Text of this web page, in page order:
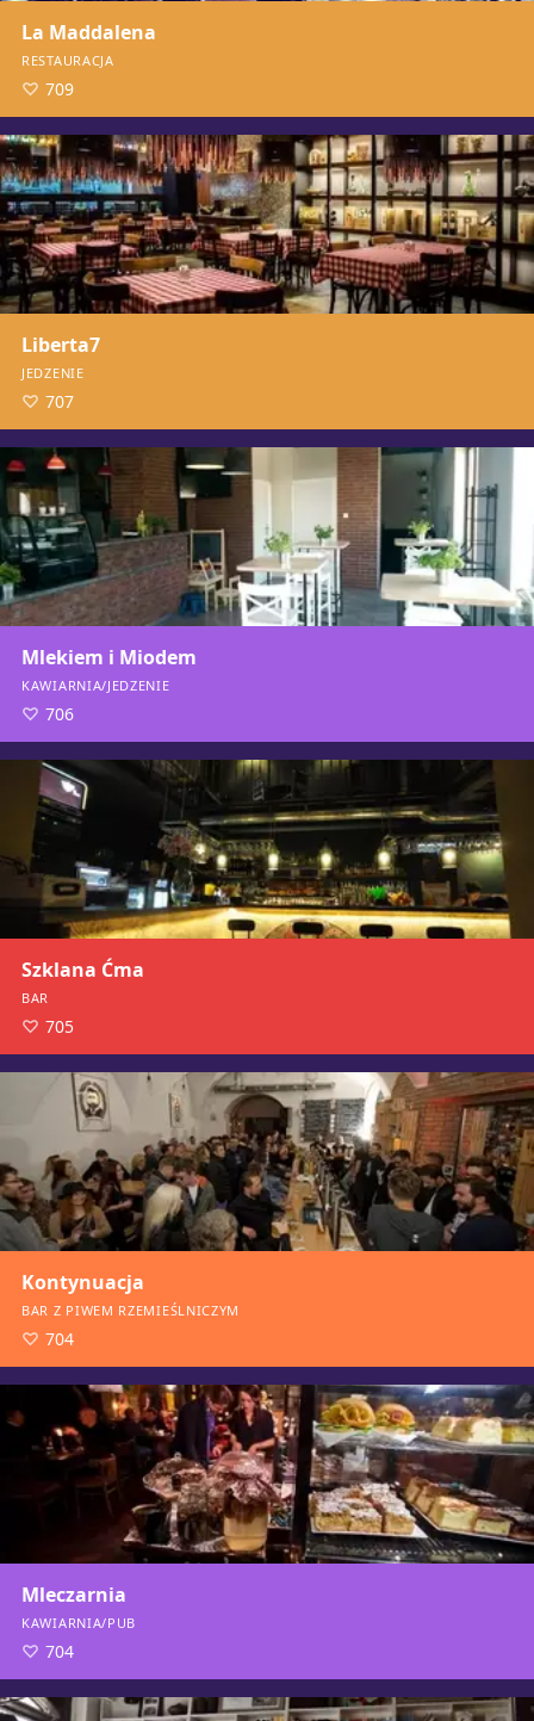
La Maddalena
RESTAURACJA
709
Liberta7
JEDZENIE
707
Mlekiem i Miodem
KAWIARNIA/JEDZENIE
706
Szklana Ćma
BAR
705
Kontynuacja
BAR Z PIWEM RZEMIEŚLNICZYM
704
Mleczarnia
KAWIARNIA/PUB
704